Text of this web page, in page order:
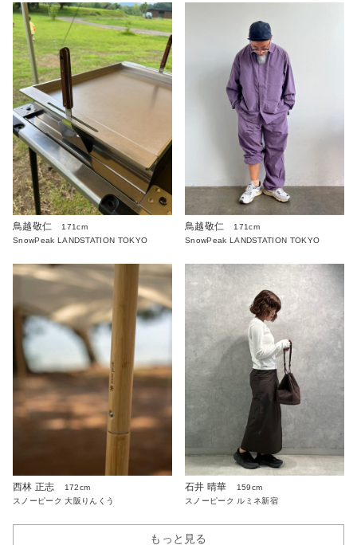
鳥越敬仁
171cm
SnowPeak LANDSTATION TOKYO
鳥越敬仁
171cm
SnowPeak LANDSTATION TOKYO
西林 正志
172cm
スノーピーク 大阪りんくう
石井 晴華
159cm
スノーピーク ルミネ新宿
もっと見る